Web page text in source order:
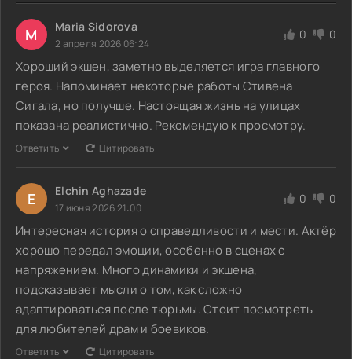
M Maria Sidorova
2 апреля 2026 06:24
0 0
Хороший экшен, заметно выделяется игра главного
героя. Напоминает некоторые работы Стивена
Сигала, но получше. Настоящая жизнь на улицах
показана реалистично. Рекомендую к просмотру.
Ответить Цитировать
E Elchin Aghazade
17 июня 2026 21:00
0 0
Интересная история о справедливости и мести. Актёр
хорошо передал эмоции, особенно в сценах с
напряжением. Много динамики и экшена,
подсказывает мысли о том, как сложно
адаптироваться после тюрьмы. Стоит посмотреть
для любителей драм и боевиков.
Ответить Цитировать